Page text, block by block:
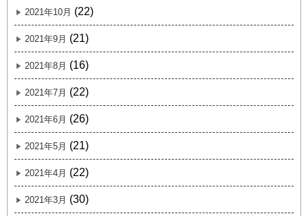
2021年10月 (22)
2021年9月 (21)
2021年8月 (16)
2021年7月 (22)
2021年6月 (26)
2021年5月 (21)
2021年4月 (22)
2021年3月 (30)